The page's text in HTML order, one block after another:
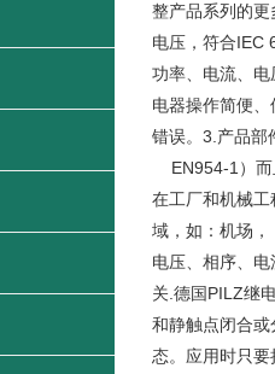
整产品系列的
电压，符合IEC
功率、电流、
电器操作简便
错误。3.产品部
EN954-1）而
在工厂和机械
域，如：机场
电压、相序、
关.德国PILZ继
和静触点闭合
态。应用时只